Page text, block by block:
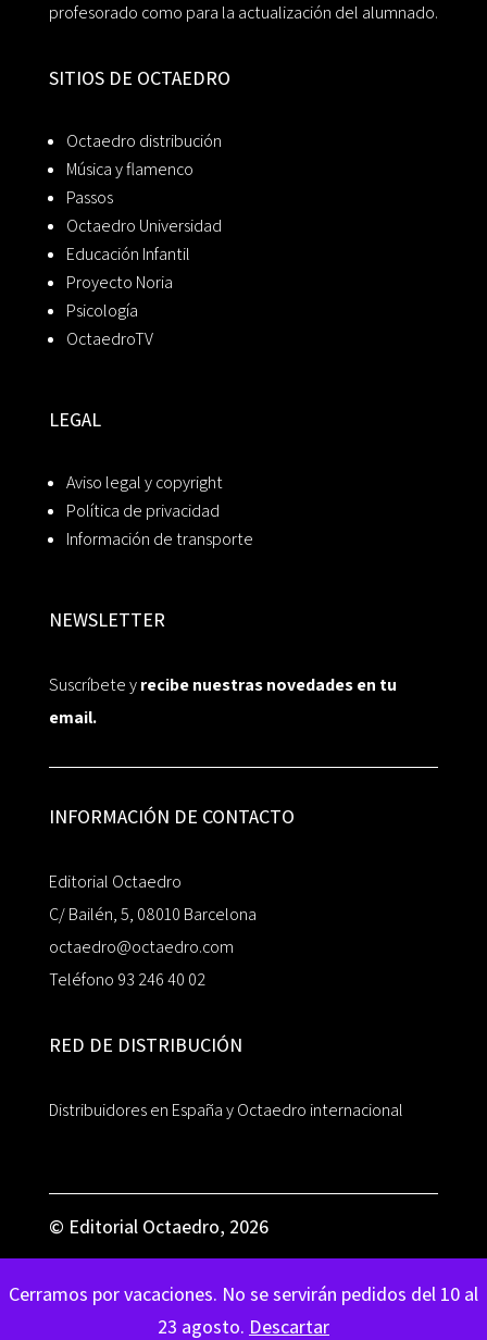
Cerramos por vacaciones. No se servirán pedidos del 10 al
23 agosto. Descartar
profesorado como para la actualización del alumnado.
SITIOS DE OCTAEDRO
Octaedro distribución
Música y flamenco
Passos
Octaedro Universidad
Educación Infantil
Proyecto Noria
Psicología
OctaedroTV
LEGAL
Aviso legal y copyright
Política de privacidad
Información de transporte
NEWSLETTER
Suscríbete yrecibe nuestras novedades en tu
email.
INFORMACIÓN DE CONTACTO
Editorial Octaedro
C/ Bailén, 5, 08010 Barcelona
octaedro@octaedro.com
Teléfono 93 246 40 02
RED DE DISTRIBUCIÓN
Distribuidores en España y Octaedro internacional
© Editorial Octaedro, 2026